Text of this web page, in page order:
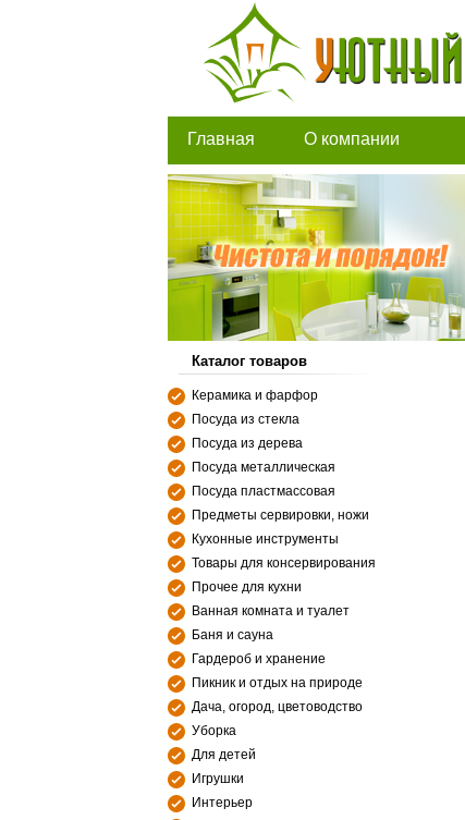
Главная О компании
Каталог товаров
Керамика и фарфор
Посуда из стекла
Посуда из дерева
Посуда металлическая
Посуда пластмассовая
Предметы сервировки, ножи
Кухонные инструменты
Товары для консервирования
Прочее для кухни
Ванная комната и туалет
Баня и сауна
Гардероб и хранение
Пикник и отдых на природе
Дача, огород, цветоводство
Уборка
Для детей
Игрушки
Интерьер